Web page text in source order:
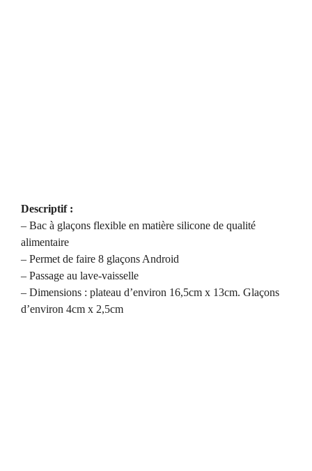
Descriptif :
– Bac à glaçons flexible en matière silicone de qualité
alimentaire
– Permet de faire 8 glaçons Android
– Passage au lave-vaisselle
– Dimensions : plateau d’environ 16,5cm x 13cm. Glaçons
d’environ 4cm x 2,5cm